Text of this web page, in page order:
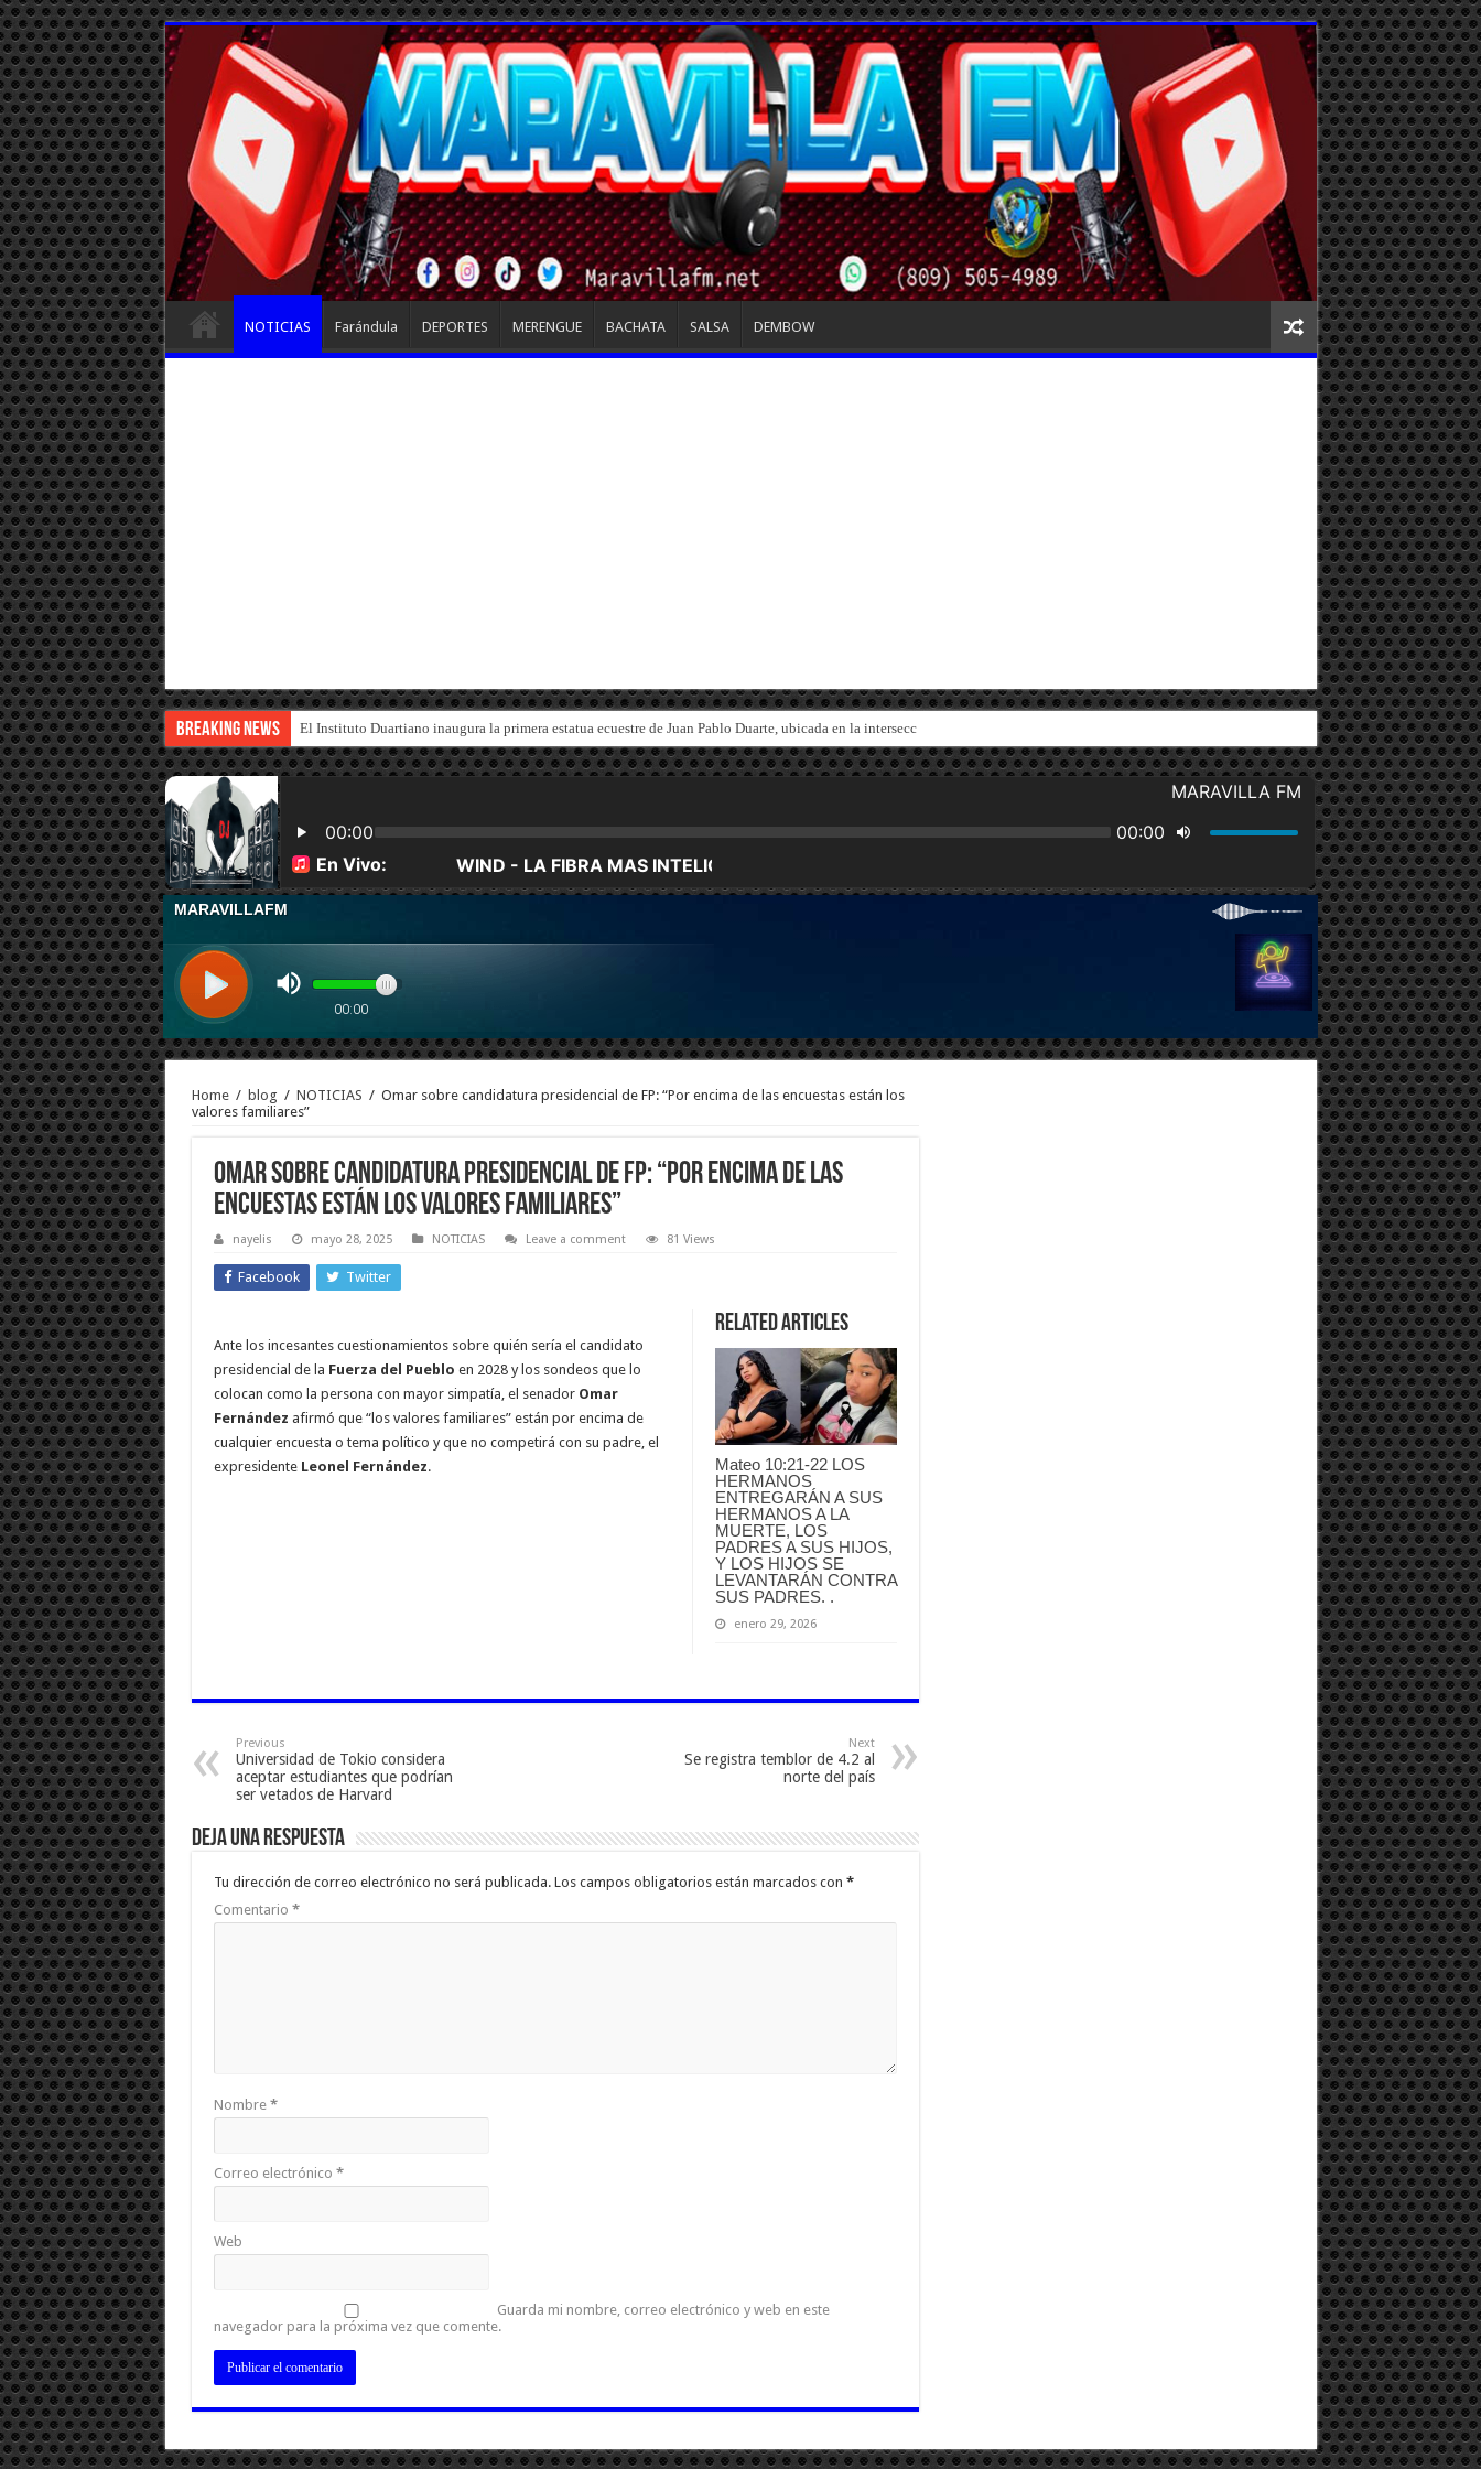
NOTICIAS Farándula DEPORTES MERENGUE BACHATA SALSA DEMBOW
Breaking News El Instituto Duartiano inaugura la primera estatua ecuestre de Juan Pablo Duarte, ubicada en la intersección de las Av. 27 de Febrero y Winston
Home / blog / NOTICIAS / Omar sobre candidatura presidencial de FP: “Por encima de las encuestas están los
valores familiares”
Omar sobre candidatura presidencial de FP: “Por encima de las
encuestas están los valores familiares”
nayelis mayo 28, 2025 NOTICIAS Leave a comment 81 Views
Facebook Twitter
Related Articles
Mateo 10:21-22 LOS
HERMANOS
ENTREGARÁN A SUS
HERMANOS A LA
MUERTE, LOS
PADRES A SUS HIJOS,
Y LOS HIJOS SE
LEVANTARÁN CONTRA
SUS PADRES. .
enero 29, 2026
Ante los incesantes cuestionamientos sobre quién sería el candidato
presidencial de la Fuerza del Pueblo en 2028 y los sondeos que lo
colocan como la persona con mayor simpatía, el senador Omar
Fernández afirmó que “los valores familiares” están por encima de
cualquier encuesta o tema político y que no competirá con su padre, el
expresidente Leonel Fernández.
Previous
Universidad de Tokio considera
aceptar estudiantes que podrían
ser vetados de Harvard
Next
Se registra temblor de 4.2 al
norte del país
Deja una respuesta
Tu dirección de correo electrónico no será publicada. Los campos obligatorios están marcados con *
Comentario *
Nombre *
Correo electrónico *
Web
Guarda mi nombre, correo electrónico y web en este
navegador para la próxima vez que comente.